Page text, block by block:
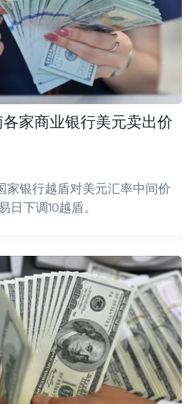
各家商业银行美元卖出价
家银行越盾对美元汇率中间价
日下调10越盾。